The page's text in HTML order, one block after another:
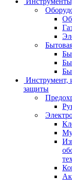
Инструмент,
защиты